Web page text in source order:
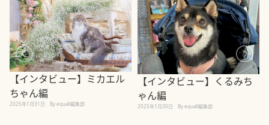
【インタビュー】ミカエル
ちゃん編
2025年1月31日 By equall編集部
【インタビュー】くるみち
ゃん編
2025年1月30日 By equall編集部